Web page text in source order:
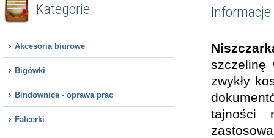
szczelinę
zwykły
tajności
Kategorie
Akcesoria biurowe
Bigówki
Bindownice - oprawa prac
Falcerki